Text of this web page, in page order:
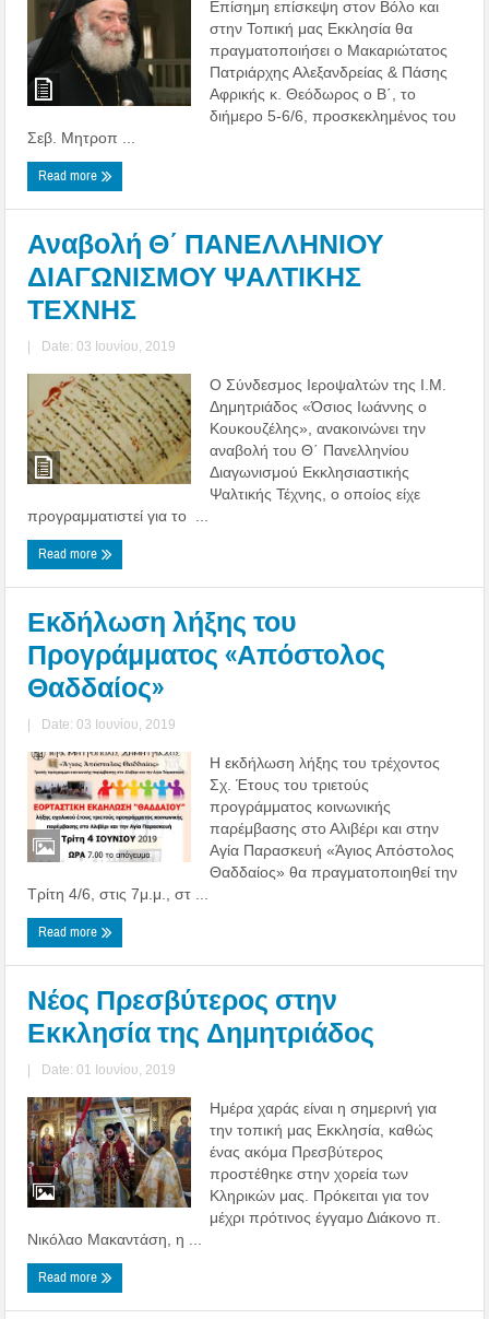
Επίσημη επίσκεψη στον Βόλο και
στην Τοπική μας Εκκλησία θα
πραγματοποιήσει ο Μακαριώτατος
Πατριάρχης Αλεξανδρείας & Πάσης
Αφρικής κ. Θεόδωρος ο Β΄, το
διήμερο 5-6/6, προσκεκλημένος του
Σεβ. Μητροπ ...
Read more
Αναβολή Θ΄ ΠΑΝΕΛΛΗΝΙΟΥ
ΔΙΑΓΩΝΙΣΜΟΥ ΨΑΛΤΙΚΗΣ
ΤΕΧΝΗΣ
| Date: 03 Ιουνίου, 2019
O Σύνδεσμος Ιεροψαλτών της Ι.Μ.
Δημητριάδος «Όσιος Ιωάννης ο
Κουκουζέλης», ανακοινώνει την
αναβολή του Θ΄ Πανελληνίου
Διαγωνισμού Εκκλησιαστικής
Ψαλτικής Τέχνης, ο οποίος είχε
προγραμματιστεί για το ...
Read more
Εκδήλωση λήξης του
Προγράμματος «Απόστολος
Θαδδαίος»
| Date: 03 Ιουνίου, 2019
Η εκδήλωση λήξης του τρέχοντος
Σχ. Έτους του τριετούς
προγράμματος κοινωνικής
παρέμβασης στο Αλιβέρι και στην
Αγία Παρασκευή «Άγιος Απόστολος
Θαδδαίος» θα πραγματοποιηθεί την
Τρίτη 4/6, στις 7μ.μ., στ ...
Read more
Νέος Πρεσβύτερος στην
Εκκλησία της Δημητριάδος
| Date: 01 Ιουνίου, 2019
Ημέρα χαράς είναι η σημερινή για
την τοπική μας Εκκλησία, καθώς
ένας ακόμα Πρεσβύτερος
προστέθηκε στην χορεία των
Κληρικών μας. Πρόκειται για τον
μέχρι πρότινος έγγαμο Διάκονο π.
Νικόλαο Μακαντάση, η ...
Read more